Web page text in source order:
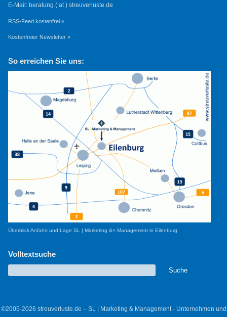
E-Mail: beratung ( at ) streuverluste.de
RSS-Feed kostenfrei »
Kostenfreier Newsletter »
So erreichen Sie uns:
Überblick Anfahrt und Lage SL | Marketing &< Management in Eilenburg
Volltextsuche
©2005-2026 streuverluste.de – SL | Marketing & Management - Unternehmen und